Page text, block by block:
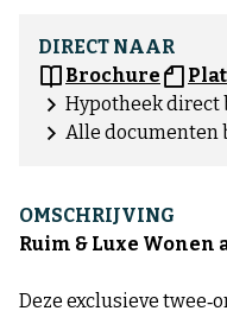
DIRECT NAAR
Brochure
Hypotheek direct
Alle documenten
OMSCHRIJVING
Ruim & Luxe Wonen
Deze exclusieve